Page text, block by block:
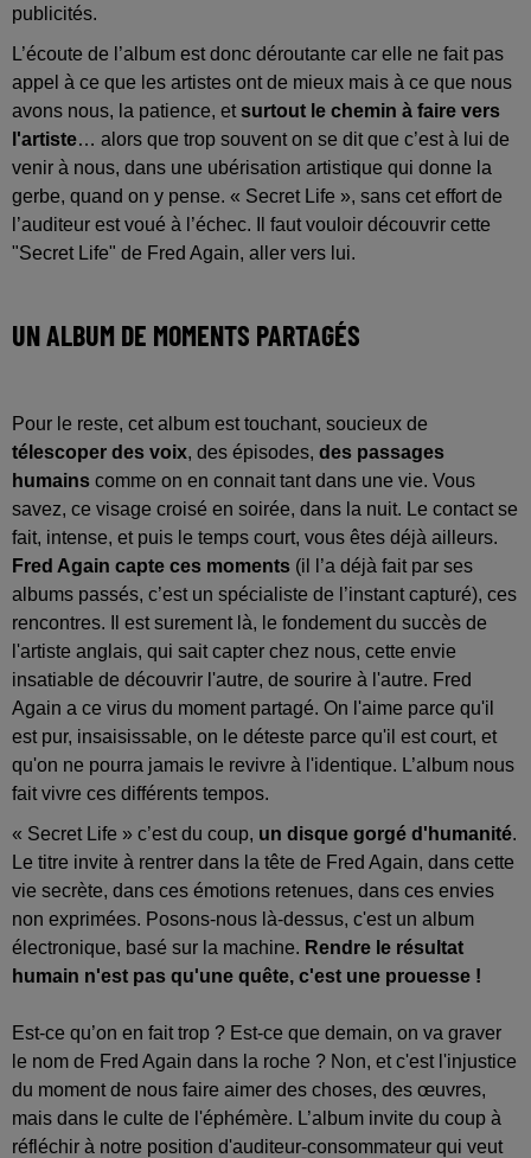
publicités.
L’écoute de l’album est donc déroutante car elle ne fait pas
appel à ce que les artistes ont de mieux mais à ce que nous
avons nous, la patience, etsurtout le chemin à faire vers
l'artiste… alors que trop souvent on se dit que c’est à lui de
venir à nous, dans une ubérisation artistique qui donne la
gerbe, quand on y pense. « Secret Life », sans cet effort de
l’auditeur est voué à l’échec. Il faut vouloir découvrir cette
"Secret Life" de Fred Again, aller vers lui.
UN ALBUM DE MOMENTS PARTAGÉS
Pour le reste, cet album est touchant, soucieux de
télescoper des voix, des épisodes, des passages
humains comme on en connait tant dans une vie. Vous
savez, ce visage croisé en soirée, dans la nuit. Le contact se
fait, intense, et puis le temps court, vous êtes déjà ailleurs.
Fred Again capte ces moments (il l’a déjà fait par ses
albums passés, c’est un spécialiste de l’instant capturé), ces
rencontres. Il est surement là, le fondement du succès de
l'artiste anglais, qui sait capter chez nous, cette envie
insatiable de découvrir l'autre, de sourire à l'autre. Fred
Again a ce virus du moment partagé. On l'aime parce qu'il
est pur, insaisissable, on le déteste parce qu'il est court, et
qu'on ne pourra jamais le revivre à l'identique. L’album nous
fait vivre ces différents tempos.
« Secret Life » c’est du coup, un disque gorgé d'humanité.
Le titre invite à rentrer dans la tête de Fred Again, dans cette
vie secrète, dans ces émotions retenues, dans ces envies
non exprimées. Posons-nous là-dessus, c'est un album
électronique, basé sur la machine. Rendre le résultat
humain n'est pas qu'une quête, c'est une prouesse !
Est-ce qu’on en fait trop ? Est-ce que demain, on va graver
le nom de Fred Again dans la roche ? Non, et c'est l'injustice
du moment de nous faire aimer des choses, des œuvres,
mais dans le culte de l'éphémère. L’album invite du coup à
réfléchir à notre position d'auditeur-consommateur qui veut